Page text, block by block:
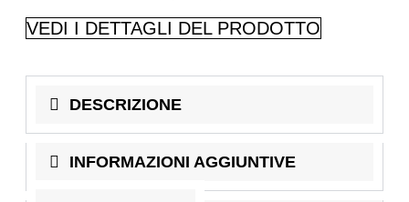
VEDI I DETTAGLI DEL PRODOTTO
DESCRIZIONE
INFORMAZIONI AGGIUNTIVE